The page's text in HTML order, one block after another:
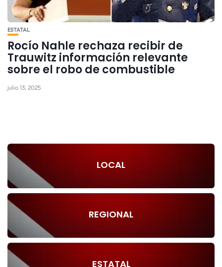
ESTATAL
Rocío Nahle rechaza recibir de
Trauwitz información relevante
sobre el robo de combustible
julio 13, 2025
LOCAL
REGIONAL
ESTATAL